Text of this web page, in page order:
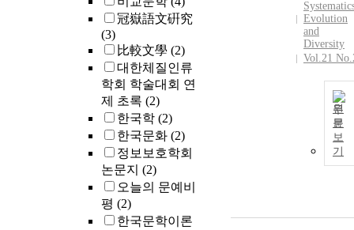
冠嶽語文硏究
(3)
比較文學 (2)
대한체질인류
학회 학술대회 연
제 초록 (2)
한국학 (2)
한국문화 (2)
정보보호학회
논문지 (2)
오늘의 문예비
평 (2)
한국문학이론
Evolution
and
Diversity
Vol.21
원
문
보
기